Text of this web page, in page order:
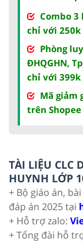
Combo 3
chỉ với 250k
Phòng
ĐHQGHN,
chỉ với 399k
Mã giảm
trên
TÀI LIỆU CLC
HUYNH LỚP
+ Bộ giáo án,
đáp án 2025 tại
+ Hỗ trợ zalo:
+ Tổng đài hỗ